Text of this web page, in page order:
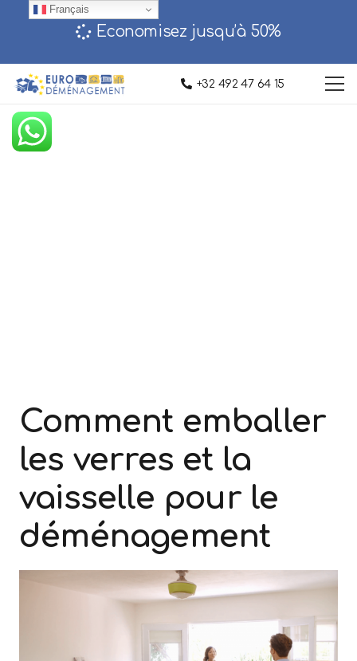
Economisez jusqu’à 50%‎
+32 492 47 64 15
Comment emballer
les verres et la
vaisselle pour le
déménagement
Français